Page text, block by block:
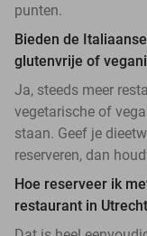
punten.
Bieden de
glutenvrije of
Ja, steeds meer
vegetarische of
staan. Geef je
reserveren, dan
Hoe reserveer ik
restaurant in